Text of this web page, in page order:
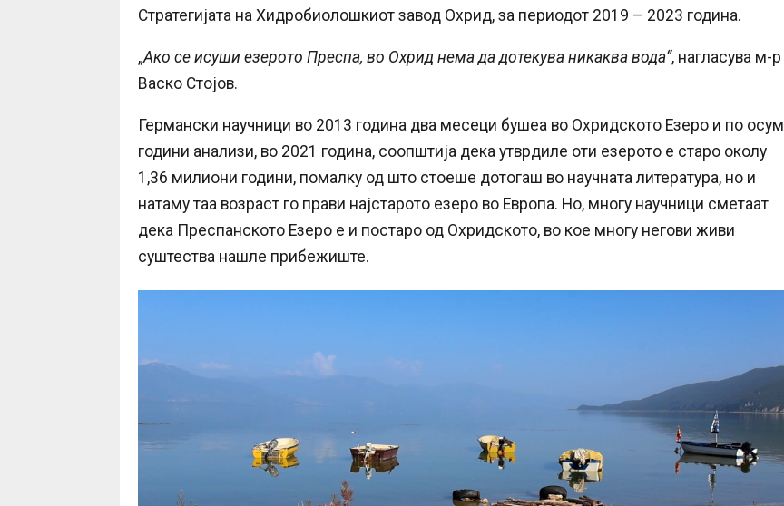
Стратегијата на Хидробиолошкиот завод Охрид, за периодот 2019 – 2023 година.
„Aко се исуши езерото Преспа, во Охрид нема да дотекува никаква вода“, нагласува м-р
Васко Стојов.
Германски научници во 2013 година два месеци бушеа во Охридското Езеро и по осум
години анализи, во 2021 година, соопштија дека утврдиле оти езерото е старо околу
1,36 милиони години, помалку од што стоеше дотогаш во научната литература, но и
натаму таа возраст го прави најстарото езеро во Европа. Но, многу научници сметаат
дека Преспанското Езеро е и постаро од Охридското, во кое многу негови живи
суштества нашле прибежиште.